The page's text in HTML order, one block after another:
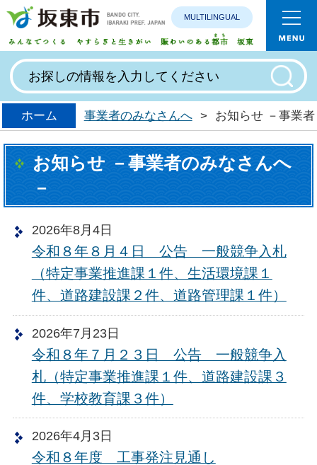
みんなで
MULTILINGUAL
ホーム 事業者のみなさんへ > お知らせ －事業
お知らせ －事業者のみなさんへ
－
2026年8月4日
令和８年８月４日 公告 一般競争入札
（特定事業推進課１件、生活環境課１
件、道路建設課２件、道路管理課１件）
2026年7月23日
令和８年７月２３日 公告 一般競争入
札（特定事業推進課１件、道路建設課３
件、学校教育課３件）
2026年4月3日
令和８年度 工事発注見通し